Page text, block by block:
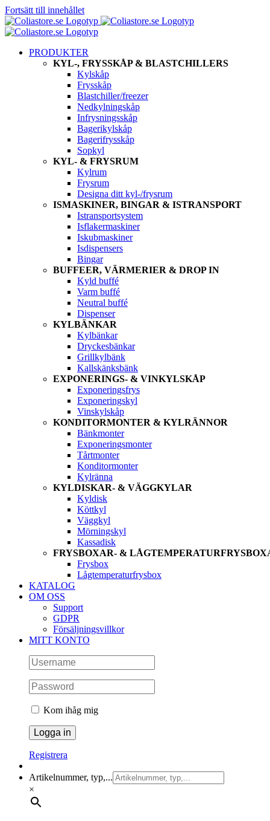
Fortsätt till innehållet
PRODUKTER
KYL-, FRYSSKÅP & BLASTCHILLERS
Kylskåp
Frysskåp
Blastchiller/freezer
Nedkylningskåp
Infrysningsskåp
Bagerikylskåp
Bagerifrysskåp
Sopkyl
KYL- & FRYSRUM
Kylrum
Frysrum
Designa ditt kyl-/frysrum
ISMASKINER, BINGAR & ISTRANSPORT
Istransportsystem
Isflakermaskiner
Iskubmaskiner
Isdispensers
Bingar
BUFFEER, VÄRMERIER & DROP IN
Kyld buffé
Varm buffé
Neutral buffé
Dispenser
KYLBÄNKAR
Kylbänkar
Dryckesbänkar
Grillkylbänk
Kallskänksbänk
EXPONERINGS- & VINKYLSKÅP
Exponeringsfrys
Exponeringskyl
Vinskylskåp
KONDITORMONTER & KYLRÄNNOR
Bänkmonter
Exponeringsmonter
Tårtmonter
Konditormonter
Kylränna
KYLDISKAR- & VÄGGKYLAR
Kyldisk
Köttkyl
Väggkyl
Mörningskyl
Kassadisk
FRYSBOXAR- &
Frysbox
Lågtemperaturfrysbox
KATALOG
OM OSS
Support
GDPR
Försäljningsvillkor
MITT KONTO
Kom ihåg mig
Registrera
Artikelnummer, typ,...
×